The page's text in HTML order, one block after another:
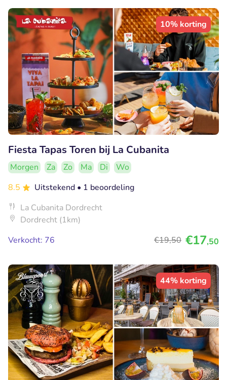
10% korting
Fiesta Tapas Toren bij La Cubanita
Morgen Za Zo Ma Di
Wo
8.5
Uitstekend • 1 beoordeling
La Cubanita Dordrecht
Dordrecht (1km)
Verkocht: 76
€19,50 €17,50
44% korting